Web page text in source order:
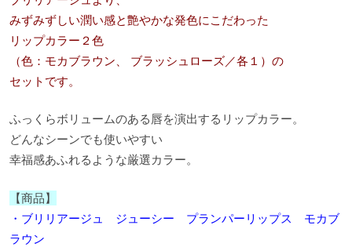
みずみずしい潤い感と艶やかな発色にこだわった
リップカラー２色
（色：モカブラウン、 ブラッシュローズ／各１）の
セットです。
ふっくらボリュームのある唇を演出するリップカラー。
どんなシーンでも使いやすい
幸福感あふれるような厳選カラー。
【商品】
・ブリリアージュ ジューシー プランパーリップス モカブ
ラウン